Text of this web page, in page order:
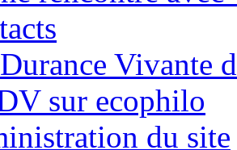
Vivante
sur ecophilo
du site